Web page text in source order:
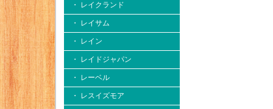
・ レイクランド
・ レイサム
・ レイン
・ レイドジャパン
・ レーベル
・ レスイズモア